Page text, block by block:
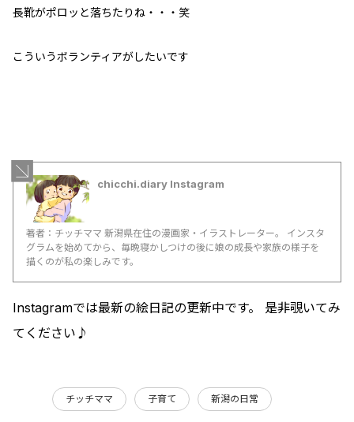
長靴がポロッと落ちたりね・・・笑
こういうボランティアがしたいです
chicchi.diary Instagram
著者：チッチママ 新潟県在住の漫画家・イラストレーター。 インスタ
グラムを始めてから、毎晩寝かしつけの後に娘の成長や家族の様子を
描くのが私の楽しみです。
Instagramでは最新の絵日記の更新中です。 是非覗いてみ
てください♪
チッチママ 子育て 新潟の日常